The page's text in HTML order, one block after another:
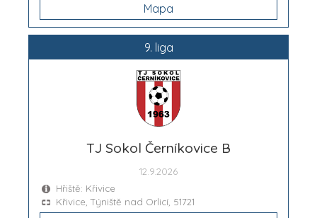
Mapa
9. liga
TJ Sokol Černíkovice B
12.9.2026
Hřiště: Křivice
Křivice, Týniště nad Orlicí, 51721